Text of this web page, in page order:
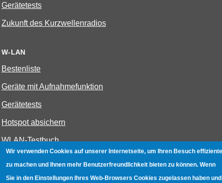
Gerätetests
Zukunft des Kurzwellenradios
W-LAN
Bestenliste
Geräte mit Aufnahmefunktion
Gerätetests
Hotspot absichern
WLAN-Testbuch
Wir verwenden Cookies auf unserer Internetseite, um Ihren Besuch
zu machen und Ihnen mehr Benutzerfreundlichkeit bieten zu können. Wenn
Sie in den Einstellungen Ihres Web-Browsers Cookies zugelassen haben und